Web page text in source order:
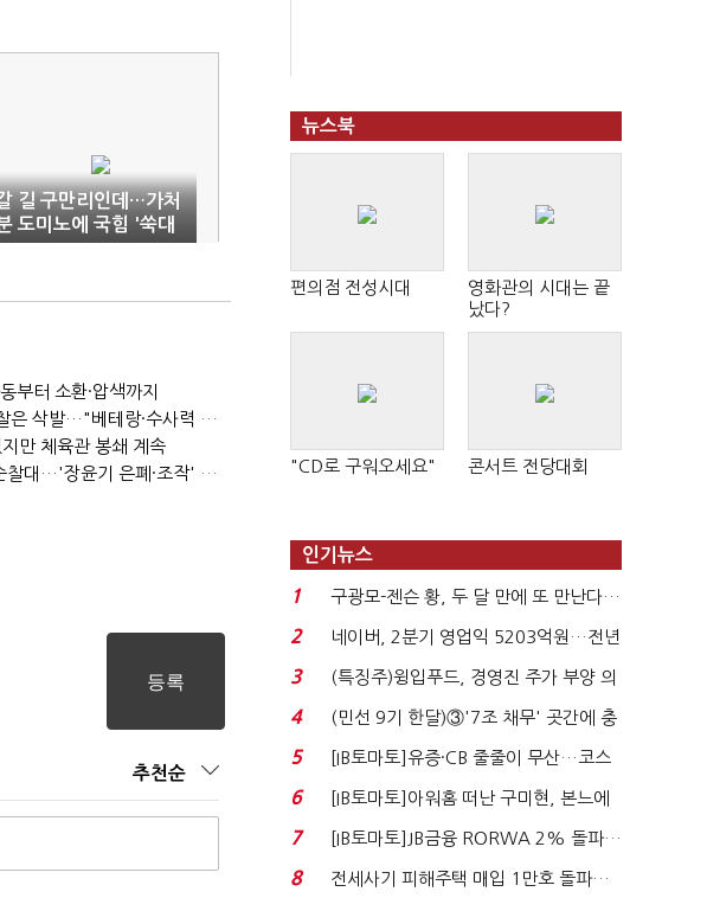
길 구만리인데…가처
도미노에 국힘 '쑥대
'
터 소환·압색까지
(폴리스라인)'순환근무 방침'에 경찰은 삭발…"베테랑·수사력 보강 먼저"
만 체육관 봉쇄 계속
'신림동·서현역 칼부림' 뒤엔 기동순찰대…'장윤기 은폐·조작' 후엔 내부비리수사대
추천순
뉴스북
편의점 전성시대
영화관의 시대는 끝
났다?
"CD로 구워오세요" 콘서트 전당대회
인기뉴스
1
구광모-젠슨 황, 두 달 만에 또 만난다…
로봇·AI 등 논...
2
네이버, 2분기 영업익 5203억원…전년
비 0.2% 감소...
3
(특징주)윙입푸드, 경영진 주가 부양 의
지에 상한가...
4
(민선 9기 한달)③'7조 채무' 곳간에 충
격…추미애, 20년...
5
[IB토마토]유증·CB 줄줄이 무산…코스
닥 벌점 급증에 ...
6
[IB토마토]아워홈 떠난 구미현, 본느에
340억 베팅…가...
7
[IB토마토]JB금융 RORWA 2% 돌파…
실적 견인은 은행 ...
8
전세사기 피해주택 매입 1만호 돌파…